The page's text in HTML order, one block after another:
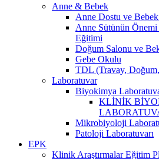
Anne & Bebek
Anne Dostu ve
Anne Sütünün Önemi
Eğitimi
Doğum Salonu ve
Gebe Okulu
TDL (Travay,
Laboratuvar
Biyokimya
KLİNİK
Mikrobiyoloji
Patoloji Laboratuvarı
EPK
Klinik Araştırmalar Eğitim